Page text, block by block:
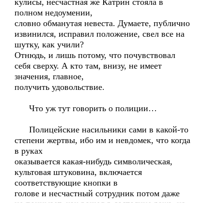
кулисы, несчастная же Катрин стояла в
полном недоумении,
словно обманутая невеста. Думаете, публично
извинился, исправил положение, свел все на
шутку, как учили?
Отнюдь, и лишь потому, что почувствовал
себя сверху. А кто там, внизу, не имеет
значения, главное,
получить удовольствие.
Что уж тут говорить о полиции…
Полицейские насильники сами в какой-то
степени жертвы, ибо им и невдомек, что когда
в руках
оказывается какая-нибудь символическая,
культовая штуковина, включается
соответствующие кнопки в
голове и несчастный сотрудник потом даже